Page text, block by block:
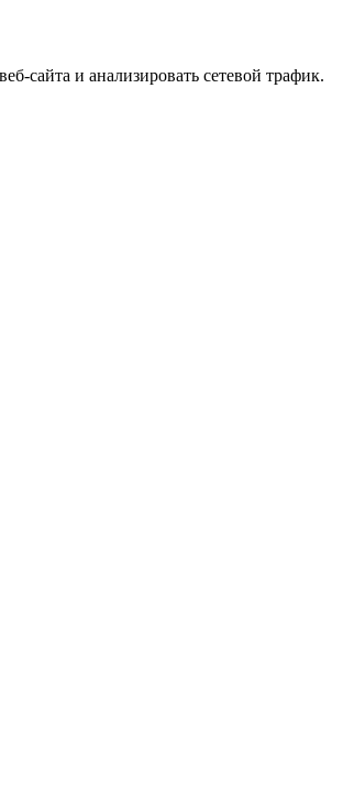
сайта и анализировать сетевой трафик.